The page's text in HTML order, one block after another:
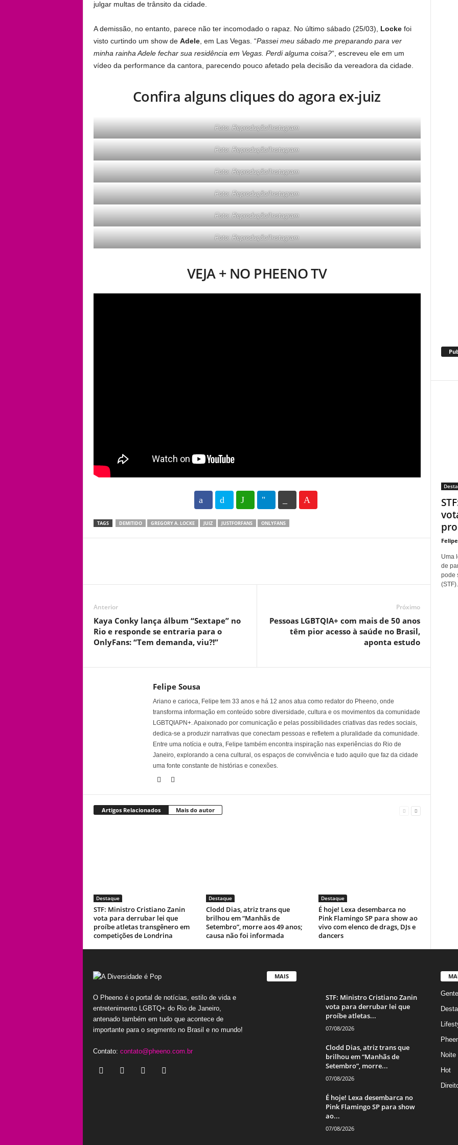
julgar multas de trânsito da cidade.
A demissão, no entanto, parece não ter incomodado o rapaz. No último sábado (25/03), Locke foi
visto curtindo um show de Adele, em Las Vegas. “Passei meu sábado me preparando para ver
minha rainha Adele fechar sua residência em Vegas. Perdi alguma coisa?“, escreveu ele em um
vídeo da performance da cantora, parecendo pouco afetado pela decisão da vereadora da cidade.
Confira alguns cliques do agora ex-juiz
Foto: Reprodução/Instagram
Foto: Reprodução/Instagram
Foto: Reprodução/Instagram
Foto: Reprodução/Instagram
Foto: Reprodução/Instagram
Foto: Reprodução/Instagram
VEJA + NO PHEENO TV
102
TAGS DEMITIDO GREGORY A. LOCKE JUIZ JUSTFORFANS ONLYFANS
Anterior
Kaya Conky lança álbum “Sextape” no
Rio e responde se entraria para o
OnlyFans: “Tem demanda, viu?!”
Próximo
Pessoas LGBTQIA+ com mais de 50 anos
têm pior acesso à saúde no Brasil,
aponta estudo
Felipe Sousa
Ariano e carioca, Felipe tem 33 anos e há 12 anos atua como redator do Pheeno, onde
transforma informação em conteúdo sobre diversidade, cultura e os movimentos da comunidade
LGBTQIAPN+. Apaixonado por comunicação e pelas possibilidades criativas das redes sociais,
dedica-se a produzir narrativas que conectam pessoas e refletem a pluralidade da comunidade.
Entre uma notícia e outra, Felipe também encontra inspiração nas experiências do Rio de
Janeiro, explorando a cena cultural, os espaços de convivência e tudo aquilo que faz da cidade
uma fonte constante de histórias e conexões.
Artigos Relacionados Mais do autor
Destaque
STF: Ministro Cristiano Zanin
vota para derrubar lei que
proíbe atletas transgênero em
competições de Londrina
Destaque
Clodd Dias, atriz trans que
brilhou em “Manhãs de
Setembro”, morre aos 49 anos;
causa não foi informada
Destaque
É hoje! Lexa desembarca no
Pink Flamingo SP para show ao
vivo com elenco de drags, DJs e
dancers
Uma
de
pode
(STF).
O Pheeno é o portal de notícias, estilo de vida e
entretenimento LGBTQ+ do Rio de Janeiro,
antenado também em tudo que acontece de
importante para o segmento no Brasil e no mundo!
Contato: contato@pheeno.com.br
MAIS
STF: Ministro Cristiano Zanin
vota para derrubar lei que
proíbe atletas...
07/08/2026
Clodd Dias, atriz trans que
brilhou em “Manhãs de
Setembro”, morre...
07/08/2026
É hoje! Lexa desembarca no
Pink Flamingo SP para show
ao...
07/08/2026
Gente
Noite
Hot